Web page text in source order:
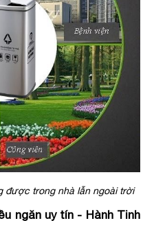
được trong nhà lẫn ngoài trời
ngăn uy tín - Hành Tinh